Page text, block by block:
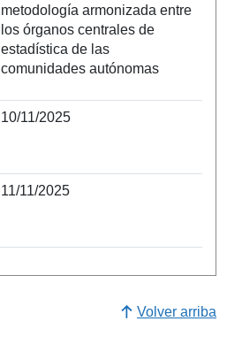
metodología armonizada entre
los órganos centrales de
estadística de las
comunidades autónomas
10/11/2025
11/11/2025
Volver arriba